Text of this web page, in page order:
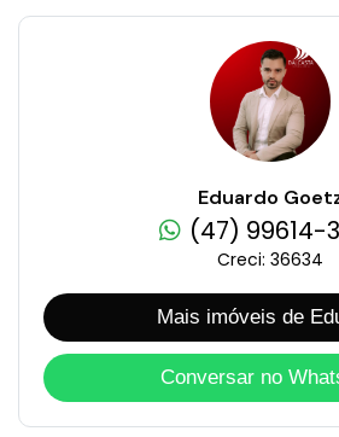
Eduardo
(47) 99614-
Creci: 36634
Mais imóveis de
Conversar no